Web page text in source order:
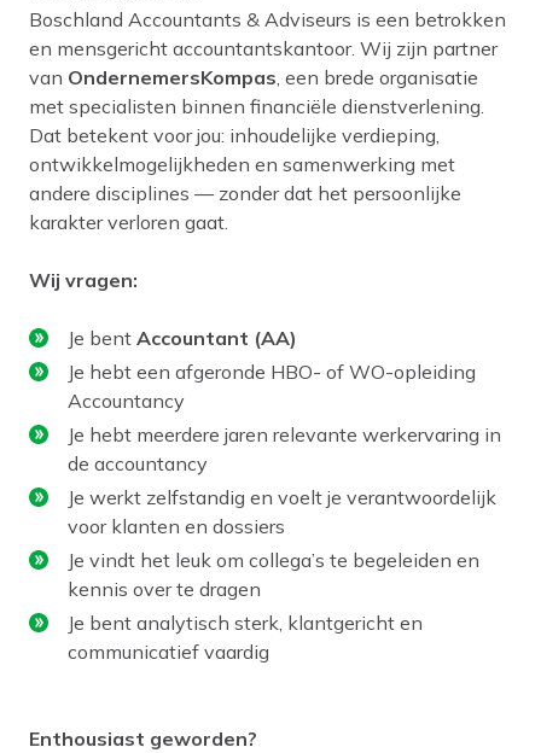
Boschland Accountants & Adviseurs is een betrokken
en mensgericht accountantskantoor. Wij zijn partner
van OndernemersKompas, een brede organisatie
met specialisten binnen financiële dienstverlening.
Dat betekent voor jou: inhoudelijke verdieping,
ontwikkelmogelijkheden en samenwerking met
andere disciplines — zonder dat het persoonlijke
karakter verloren gaat.
Wij vragen:
Je bent Accountant (AA)
Je hebt een afgeronde HBO- of WO-opleiding
Accountancy
Je hebt meerdere jaren relevante werkervaring in
de accountancy
Je werkt zelfstandig en voelt je verantwoordelijk
voor klanten en dossiers
Je vindt het leuk om collega’s te begeleiden en
kennis over te dragen
Je bent analytisch sterk, klantgericht en
communicatief vaardig
Enthousiast geworden?